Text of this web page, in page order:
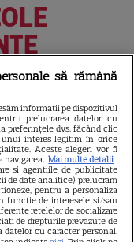
în august 2026:
„Nosferatu” și
din „Outer
veac de
să rămână
informații pe dispozitivul
prelucrarea datelor cu
preferințele dvs. făcând clic
interes legitim în orice
Aceste alegeri vor fi
navigarea. Mai multe detalii
si agentiile de publicitate
de date analitice) prelucram
pentru a personaliza
functie de interesele si/sau
retelelor de socializare
de drepturile prevazute de
datelor cu caracter personal.